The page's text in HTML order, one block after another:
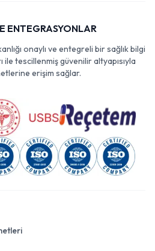
ENTEGRASYONLAR
onaylı ve entegreli bir sağlık bilgi
tescillenmiş güvenilir altyapısıyla
erişim sağlar.